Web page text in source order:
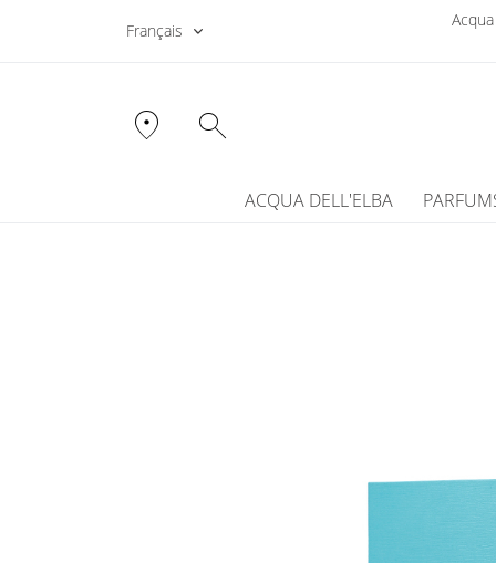
Français
location_on search
ACQUA DELL'ELBA